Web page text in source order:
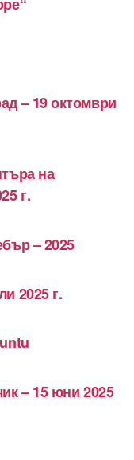
– 19 октомври
на
г.
– 2025
2025 г.
– 15 юни 2025